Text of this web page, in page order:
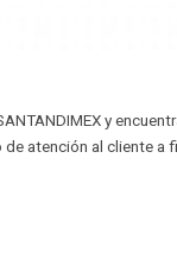
y
atención al cliente a